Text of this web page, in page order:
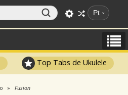
Pt
Top Tabs de Ukulele
Fusion